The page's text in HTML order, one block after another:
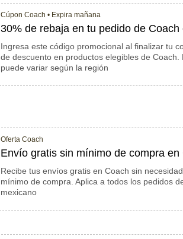
Cúpon Coach • Expira mañana
30% de rebaja en tu pedido de Coach
Ingresa este código promocional al finalizar tu
de descuento en productos elegibles de Coach.
puede variar según la región
Oferta Coach
Envío gratis sin mínimo de compra en
Recibe tus envíos gratis en Coach sin
mínimo de compra. Aplica a todos los pedidos
mexicano